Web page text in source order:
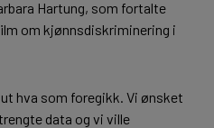
Hartung, som fortalte
om kjønnsdiskriminering i
hva som foregikk. Vi ønsket
data og vi ville